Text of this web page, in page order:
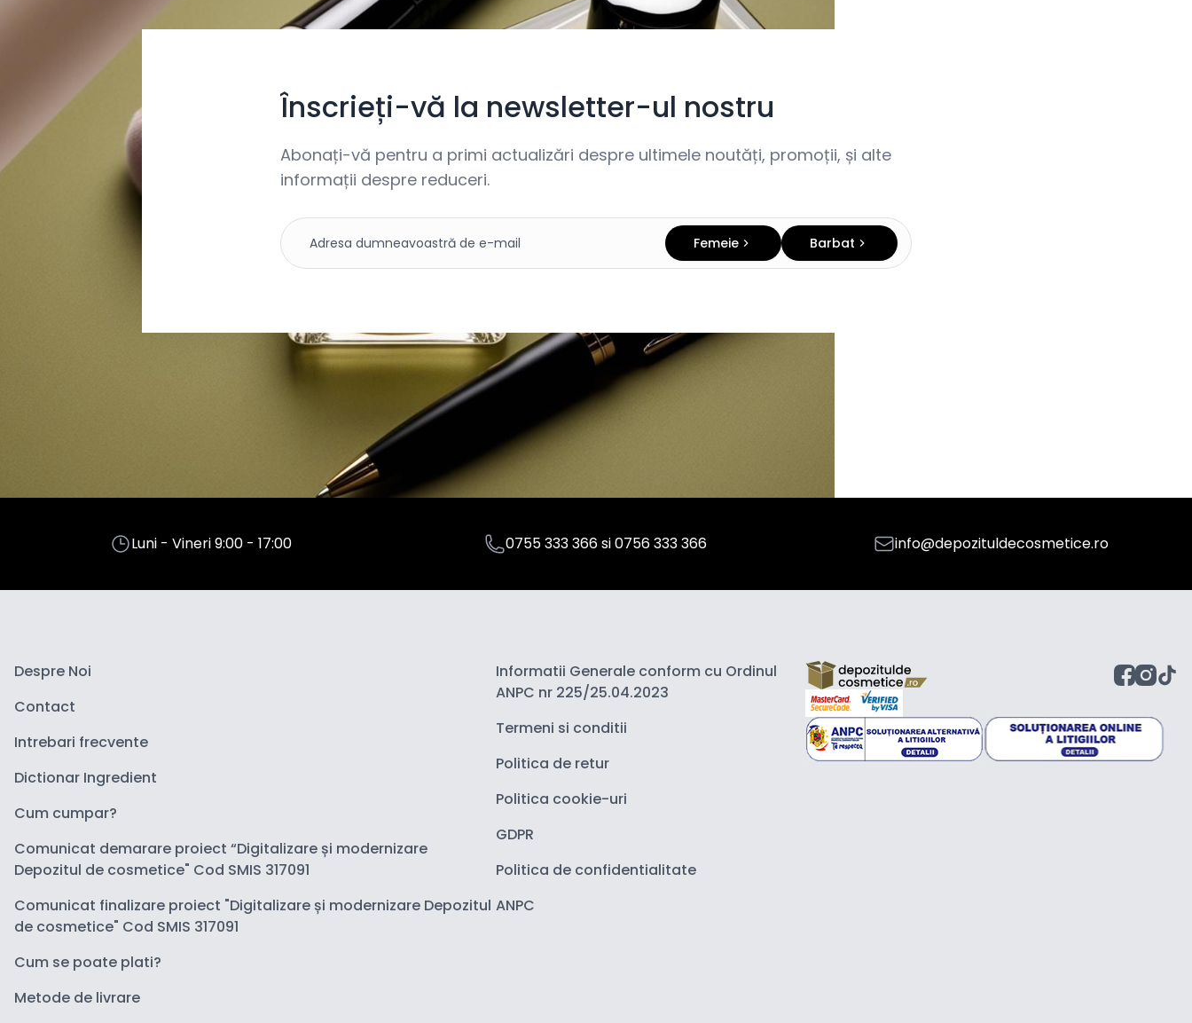
Înscrieți-vă la newsletter-ul nostru
Abonați-vă pentru a primi actualizări despre ultimele noutăți, promoții, și alte
informații despre reduceri.
Femeie Barbat
Luni - Vineri 9:00 - 17:00 0755 333 366si0756 333 366 info@depozituldecosmetice.ro
Despre Noi
Contact
Intrebari frecvente
Dictionar Ingredient
Cum cumpar?
Comunicat demarare proiect “Digitalizare și modernizare
Depozitul de cosmetice" Cod SMIS 317091
Comunicat finalizare proiect "Digitalizare și modernizare Depozitul
de cosmetice" Cod SMIS 317091
Cum se poate plati?
Metode de livrare
Informatii Generale conform cu Ordinul
ANPC nr 225/25.04.2023
Termeni si conditii
Politica de retur
Politica cookie-uri
GDPR
Politica de confidentialitate
ANPC